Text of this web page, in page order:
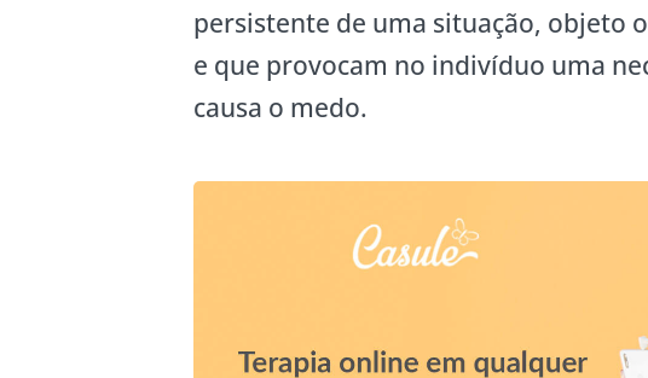
persistente de uma situação, objeto
e que provocam no indivíduo uma
causa o medo.